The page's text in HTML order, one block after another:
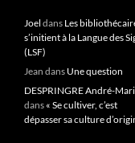
Joel dans Les
s’initient à la Langue des
(LSF)
Jean dans Une question
DESPRINGRE André-
dans « Se cultiver, c’est
dépasser sa culture